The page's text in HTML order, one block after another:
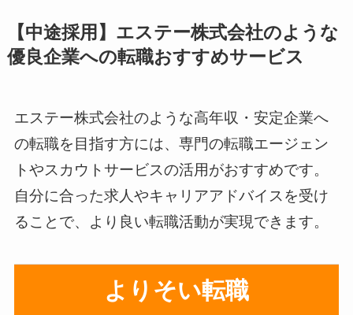
【中途採用】エステー株式会社のような
優良企業への転職おすすめサービス
エステー株式会社のような高年収・安定企業へ
の転職を目指す方には、専門の転職エージェン
トやスカウトサービスの活用がおすすめです。
自分に合った求人やキャリアアドバイスを受け
ることで、より良い転職活動が実現できます。
よりそい転職